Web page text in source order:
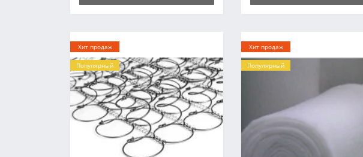
Хит продаж
Популярный
Хит продаж
Популярный